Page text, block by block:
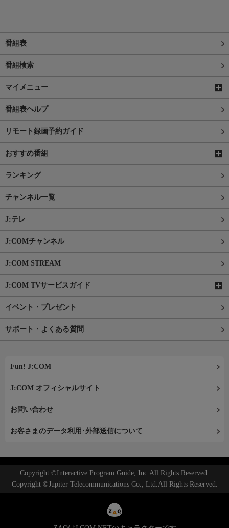
番組表
番組検索
マイメニュー
番組表ヘルプ
リモート録画予約ガイド
おすすめ番組
ランキング
チャンネル一覧
J:テレ
J:COMチャンネル
J:COM STREAM
J:COM TVサービスガイド
イベント・プレゼント
サポート・よくある質問
Fun! J:COM
J:COM オフィシャルサイト
お問い合わせ
お客さまのデータ利用･外部送信について
Copyright ©Interactive Program Guide, Inc.All Rights Reserved.
Copyright ©Jupiter Telecommunications Co., Ltd.All Rights Reserved.